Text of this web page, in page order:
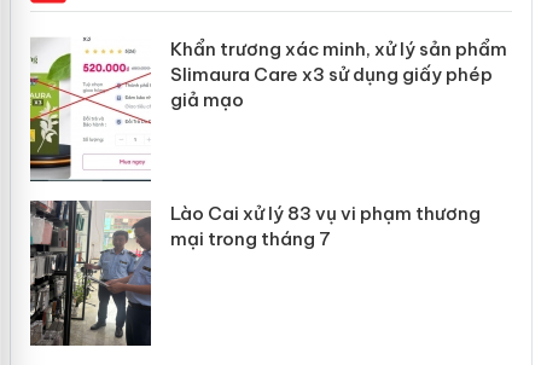
Khẩn trương xác minh, xử lý sản phẩm
Slimaura Care x3 sử dụng giấy phép
giả mạo
Lào Cai xử lý 83 vụ vi phạm thương
mại trong tháng 7